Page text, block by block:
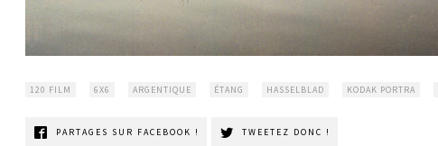
120 FILM 6X6 ARGENTIQUE ÉTANG HASSELBLAD KODAK PORTRA
PARTAGES SUR FACEBOOK ! TWEETEZ DONC !